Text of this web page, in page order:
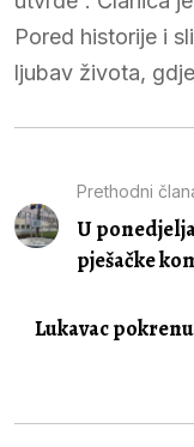
Pored historije i
ljubav života,
Prethodni
U
pješačke
Lukavac